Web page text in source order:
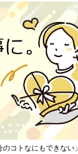
コトなにもできない」